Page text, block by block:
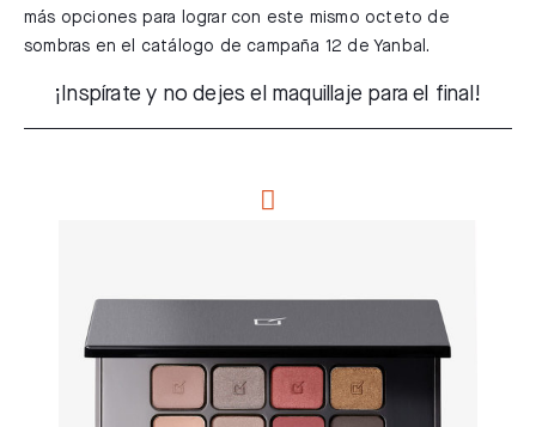
más opciones para lograr con este mismo octeto de
sombras en el catálogo de campaña 12 de Yanbal.
¡Inspírate y no dejes el maquillaje para el final!